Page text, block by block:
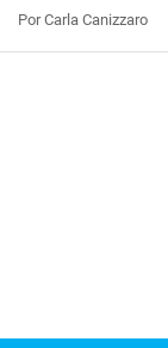
Por Carla Canizzaro